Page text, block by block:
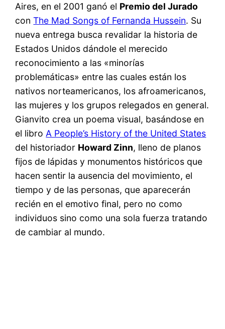
Aires, en el 2001 ganó el Premio del Jurado
conThe Mad Songs of Fernanda Hussein. Su
nueva entrega busca revalidar la historia de
Estados Unidos dándole el merecido
reconocimiento a las «minorías
problemáticas» entre las cuales están los
nativos norteamericanos, los afroamericanos,
las mujeres y los grupos relegados en general.
Gianvito crea un poema visual, basándose en
el libro A People’s History of the United States
del historiador Howard Zinn, lleno de planos
fijos de lápidas y monumentos históricos que
hacen sentir la ausencia del movimiento, el
tiempo y de las personas, que aparecerán
recién en el emotivo final, pero no como
individuos sino como una sola fuerza tratando
de cambiar al mundo.